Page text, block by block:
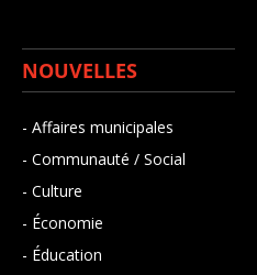
NOUVELLES
- Affaires municipales
- Communauté / Social
- Culture
- Économie
- Éducation